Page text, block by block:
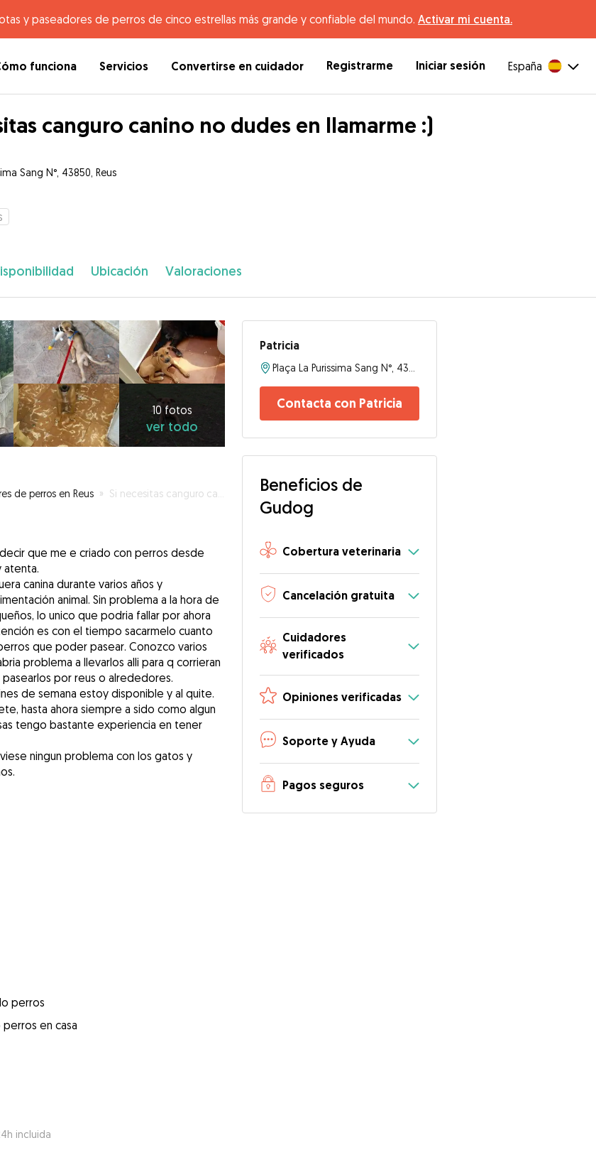
y paseadores de perros de cinco estrellas más grande y confiable del mundo. Activar mi cuenta.
funciona Servicios Convertirse en cuidador Registrarme Iniciar sesión España
canguro canino no dudes en llamarme :)
Sang N°, 43850, Reus
Ubicación Valoraciones
10 fotos
ver todo
de perros en Reus » Si necesitas canguro canino no dudes en llamarme :)
que me e criado con perros desde
atenta.
canina durante varios años y
animal. Sin problema a la hora de
lo unico que podria fallar por ahora
es con el tiempo sacarmelo cuanto
que poder pasear. Conozco varios
problema a llevarlos alli para q corrieran
por reus o alrededores.
de semana estoy disponible y al quite.
hasta ahora siempre a sido como algun
tengo bastante experiencia en tener
ningun problema con los gatos y
perros
en casa
incluida
Patricia
Contacta con Patricia
Beneficios de
Gudog
Cobertura veterinaria
Cancelación gratuita
Cuidadores
verificados
Opiniones verificadas
Soporte y Ayuda
Pagos seguros